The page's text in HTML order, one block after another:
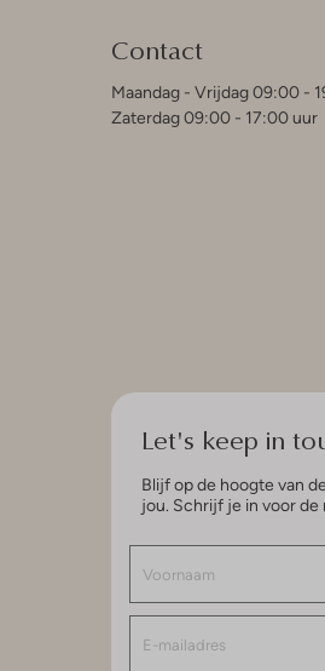
Contact
Maandag - Vrijdag 09:00 -
Zaterdag 09:00 - 17:00 uur
Let's keep in
Blijf op de hoogte van
jou. Schrijf je in voor de